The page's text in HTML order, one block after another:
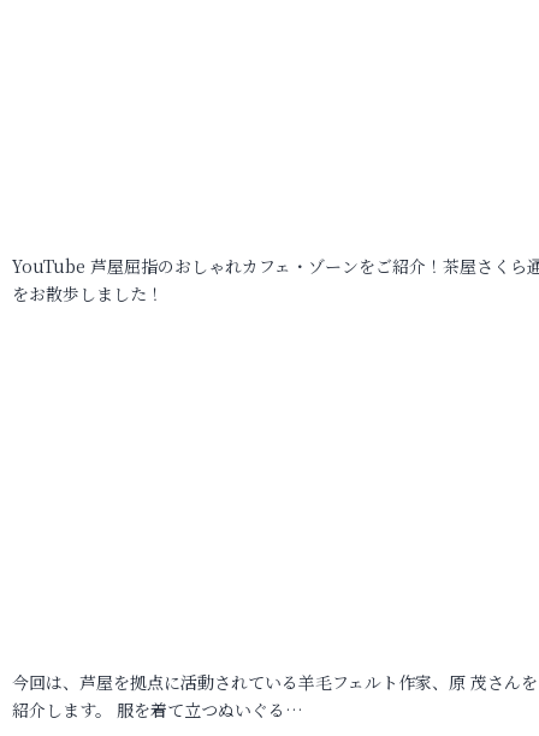
YouTube 芦屋屈指のおしゃれカフェ・ゾーンをご紹介！茶屋さくら
をお散歩しました！
今回は、芦屋を拠点に活動されている羊毛フェルト作家、原 茂さん
紹介します。 服を着て立つぬいぐる…